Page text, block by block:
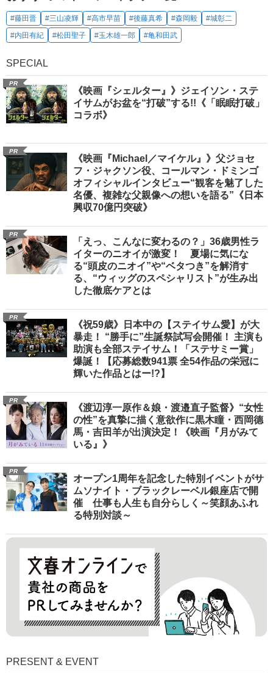
#藤田晋 #三山凌輝 #高市早苗 #後藤真希 #森岡毅
#城彰二
#内田有紀
#松田聖子 #玉木雄一郎 #亀和田武
SPECIAL
PR
《映画『シェルター』》ジェイソン・ステ
イサムがお盆を“打破”する!!《「眠眠打破」
コラボ》
PR
《映画『Michael／マイケル』》父ジョセ
フ・ジャクソン役、コールマン・ドミンゴ
オフィシャルインタビュー“観客を魅了した
名優、複雑な父親像への想いを語る”《日本
興収70億円突破》
PR
「えっ、こんなに変わるの？」36歳男性ラ
イターのニオイが激変！ 夏場に気にな
る“頭皮のニオイ”や“ベタつき”を解消す
る、“ウィッグのスペシャリスト”が生み出
した徹底ケアとは
PR
《祝59歳》日本中の【ステイサム愛】が大
暴走！ “勝手に”生誕祭試写会開催！ 主演も
助演も全部ステイサム！「ステサミー賞」
爆誕！【応募総数941票 全54作品の栄冠に
輝いた作品とはー!?】
PR
《渡辺淳一原作＆娘・渡邉直子監督》“女性
の性”を真摯に描く意欲作に黒木瞳・西岡德
馬・吉田羊が出演決定！《映画『月がみて
いる』》
PR
オープン1周年を記念した特別イベントがサ
ムソナイト・ブラックレーベル銀座店で開
催 仕事も人生も自分らしく～笑顔あふれ
る特別対談～
PRESENT & EVENT